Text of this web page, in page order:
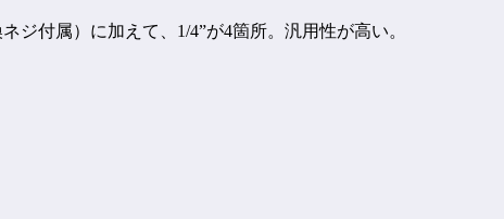
ジ付属）に加えて、1/4”が4箇所。汎用性が高い。